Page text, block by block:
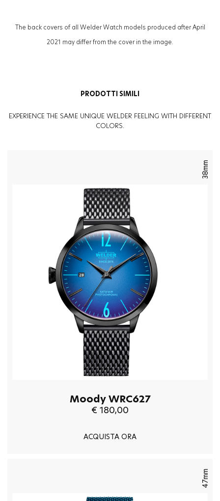
Spessore
:
12Mm
The back covers of all Welder Watch models produced after April
2021 may differ from the cover in the image.
PRODOTTI SIMILI
EXPERIENCE THE SAME UNIQUE WELDER FEELING WITH DIFFERENT
COLORS.
38mm
Moody WRC627
€ 180,00
ACQUISTA ORA
47mm